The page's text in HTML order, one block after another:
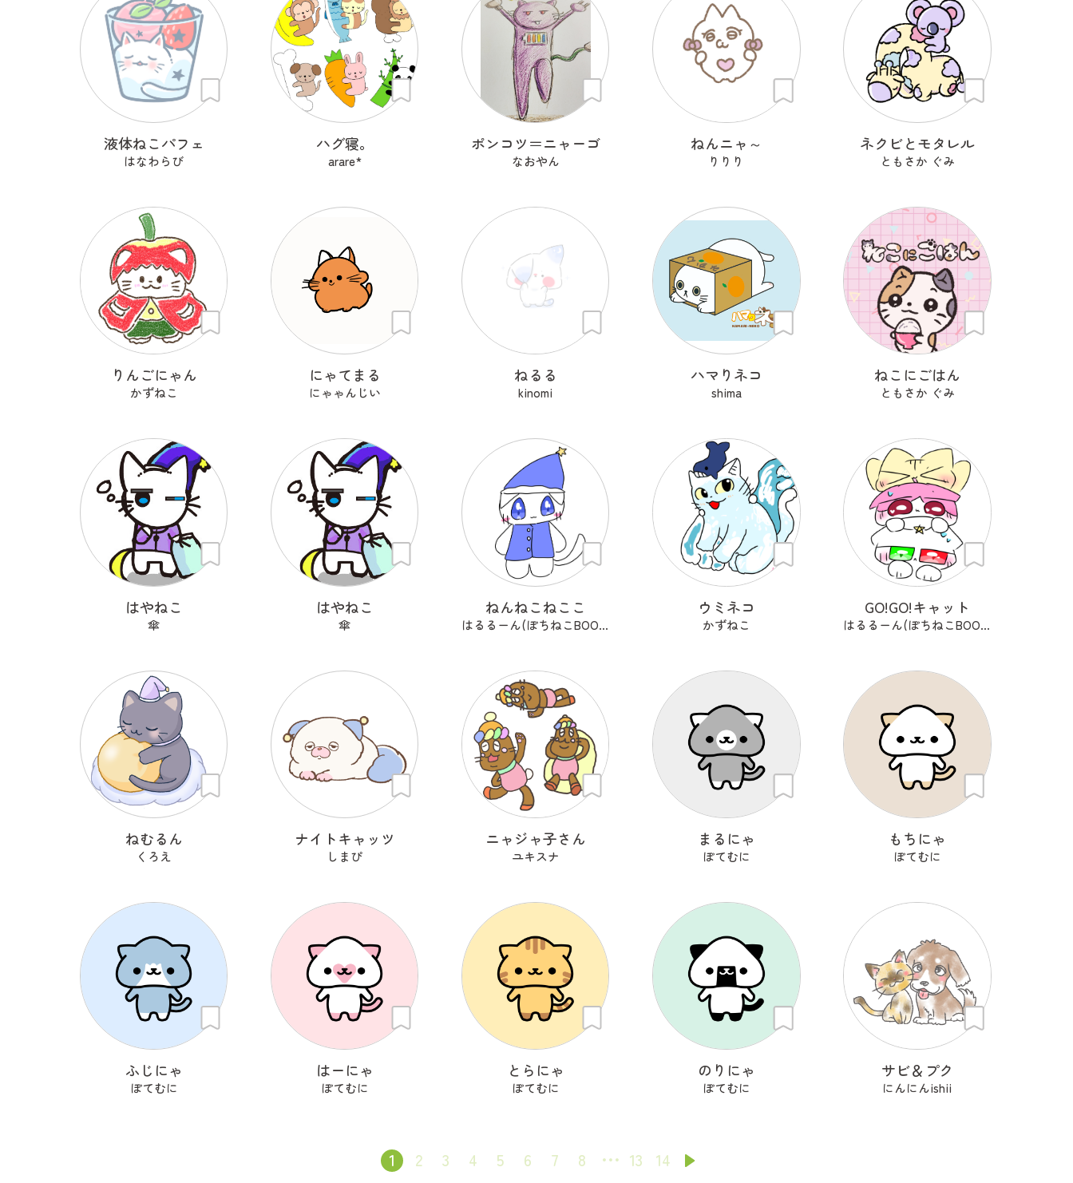
液体ねこパフェ
はなわらび
ハグ寝。
arare*
ポンコツ＝ニャーゴ
なおやん
ねんニャ～
りりり
ネクビとモタレル
ともさか ぐみ
りんごにゃん
かずねこ
にゃてまる
にゃゃんじい
ねるる
kinomi
ハマりネコ
shima
ねこにごはん
ともさか ぐみ
はやねこ
傘
はやねこ
傘
ねんねこねここ
はるるーん(ぽちねこBOOKS)
ウミネコ
かずねこ
GO!GO!キャット
はるるーん(ぽちねこBOOKS)
ねむるん
くろえ
ナイトキャッツ
しまぴ
ニャジャ子さん
ユキスナ
まるにゃ
ぽてむに
もちにゃ
ぽてむに
ふじにゃ
ぽてむに
はーにゃ
ぽてむに
とらにゃ
ぽてむに
のりにゃ
ぽてむに
サビ＆プク
にんにんishii
1 2 3 4 5 6 7 8 13 14